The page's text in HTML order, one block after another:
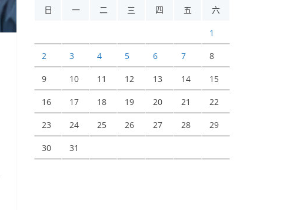
日
一 二 三 四 五 六
1
2 3 4 5 6 7 8
9 10 11 12 13 14 15
16 17 18 19 20 21 22
23 24 25 26 27 28 29
30 31